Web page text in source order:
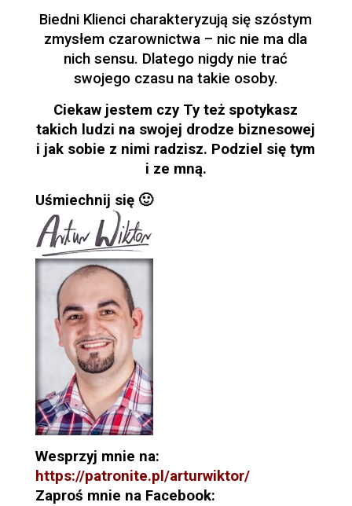
Biedni Klienci charakteryzują się szóstym
zmysłem czarownictwa – nic nie ma dla
nich sensu. Dlatego nigdy nie trać
swojego czasu na takie osoby.
Ciekaw jestem czy Ty też spotykasz
takich ludzi na swojej drodze biznesowej
i jak sobie z nimi radzisz. Podziel się tym
i ze mną.
Uśmiechnij się 🙂
Wesprzyj mnie na:
https://patronite.pl/arturwiktor/
Zaproś mnie na Facebook: